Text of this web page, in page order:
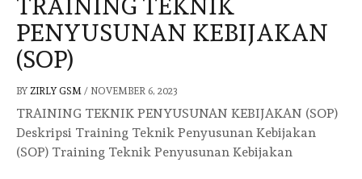
TRAINING TEKNIK
PENYUSUNAN KEBIJAKAN
(SOP)
BY ZIRLY GSM / NOVEMBER 6, 2023
TRAINING TEKNIK PENYUSUNAN KEBIJAKAN (SOP)
Deskripsi Training Teknik Penyusunan Kebijakan
(SOP) Training Teknik Penyusunan Kebijakan